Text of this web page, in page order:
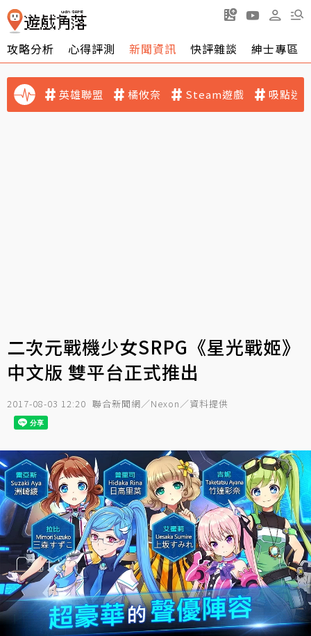
攻略分析 心得評測 新聞資訊 快評雜談 紳士專區
英雄聯盟 橘攸奈 Steam遊戲 吸點迷
二次元戰機少女SRPG《星光戰姬》
中文版 雙平台正式推出
2017-08-03 12:20 聯合新聞網／Nexon／資料提供